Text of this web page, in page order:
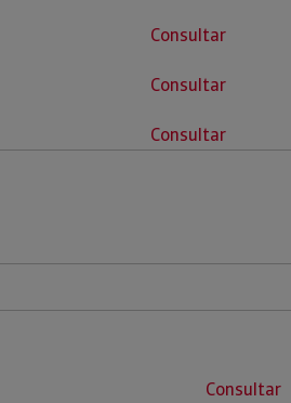
Consultar
Consultar
Consultar
Consultar